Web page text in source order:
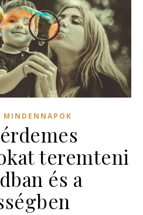
MINDENNAPOK
teremteni
és a